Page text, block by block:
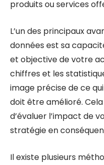
produits ou services
L’un des principaux
données est sa
et objective de votre
chiffres et les
image précise de ce
doit être amélioré.
d’évaluer l’impact de
stratégie en
Il existe plusieurs